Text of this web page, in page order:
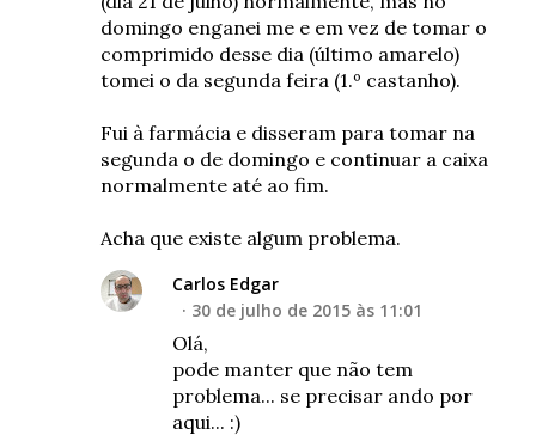
domingo enganei me e em vez de tomar o
comprimido desse dia (último amarelo)
tomei o da segunda feira (1.º castanho).
Fui à farmácia e disseram para tomar na
segunda o de domingo e continuar a caixa
normalmente até ao fim.
Acha que existe algum problema.
Carlos Edgar
30 de julho de 2015 às 11:01
Olá,
pode manter que não tem
problema... se precisar ando por
aqui... :)